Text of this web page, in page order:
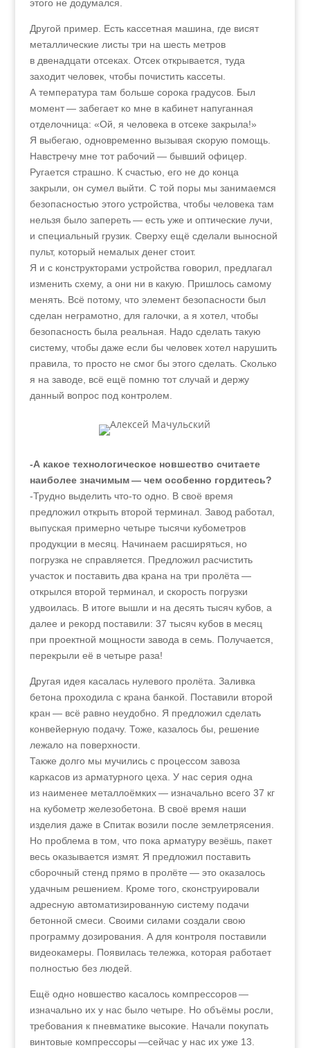
этого не додумался.
Другой пример. Есть кассетная машина, где висят
металлические листы три на шесть метров
в двенадцати отсеках. Отсек открывается, туда
заходит человек, чтобы почистить кассеты.
А температура там больше сорока градусов. Был
момент — забегает ко мне в кабинет напуганная
отделочница: «Ой, я человека в отсеке закрыла!»
Я выбегаю, одновременно вызывая скорую помощь.
Навстречу мне тот рабочий — бывший офицер.
Ругается страшно. К счастью, его не до конца
закрыли, он сумел выйти. С той поры мы занимаемся
безопасностью этого устройства, чтобы человека там
нельзя было запереть — есть уже и оптические лучи,
и специальный грузик. Сверху ещё сделали выносной
пульт, который немалых денег стоит.
Я и с конструкторами устройства говорил, предлагал
изменить схему, а они ни в какую. Пришлось самому
менять. Всё потому, что элемент безопасности был
сделан неграмотно, для галочки, а я хотел, чтобы
безопасность была реальная. Надо сделать такую
систему, чтобы даже если бы человек хотел нарушить
правила, то просто не смог бы этого сделать. Сколько
я на заводе, всё ещё помню тот случай и держу
данный вопрос под контролем.
-А какое технологическое новшество считаете
наиболее значимым — чем особенно гордитесь?
-Трудно выделить что-то одно. В своё время
предложил открыть второй терминал. Завод работал,
выпуская примерно четыре тысячи кубометров
продукции в месяц. Начинаем расширяться, но
погрузка не справляется. Предложил расчистить
участок и поставить два крана на три пролёта —
открылся второй терминал, и скорость погрузки
удвоилась. В итоге вышли и на десять тысяч кубов, а
далее и рекорд поставили: 37 тысяч кубов в месяц
при проектной мощности завода в семь. Получается,
перекрыли её в четыре раза!
Другая идея касалась нулевого пролёта. Заливка
бетона проходила с крана банкой. Поставили второй
кран — всё равно неудобно. Я предложил сделать
конвейерную подачу. Тоже, казалось бы, решение
лежало на поверхности.
Также долго мы мучились с процессом завоза
каркасов из арматурного цеха. У нас серия одна
из наименее металло­ёмких — изначально всего 37 кг
на кубометр железобетона. В своё время наши
изделия даже в Спитак возили после землетрясения.
Но проблема в том, что пока арматуру везёшь, пакет
весь оказывается измят. Я предложил поставить
сборочный стенд прямо в пролёте — это оказалось
удачным решением. Кроме того, сконструировали
адресную автоматизированную систему подачи
бетонной смеси. Своими силами создали свою
программу дозирования. А для контроля поставили
видеокамеры. Появилась тележка, которая работает
полностью без людей.
Ещё одно новшество касалось компрессоров —
изначально их у нас было четыре. Но объёмы росли,
требования к пневматике высокие. Начали покупать
винтовые компрессоры —сейчас у нас их уже 13.